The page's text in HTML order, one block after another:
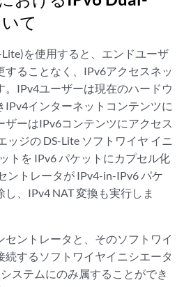
て
Lite)を使用すると、エンドユーザ
することなく、IPv6アクセスネッ
。IPv4ユーザーは現在のハードウ
IPv4インターネットコンテンツに
ザーはIPv6コンテンツにアクセス
ッジの DS-Lite ソフトワイヤ イニ
トを IPv6 パケットにカプセル化
ントレータが IPv4-in-IPv6 パケ
、IPv4 NAT 変換も実行しま
ントレータと、そのソフトワイ
続するソフトワイヤイニシエータ
ステムにのみ属することができ